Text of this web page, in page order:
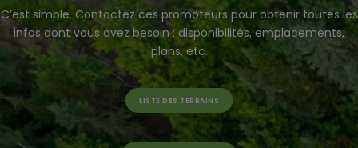
C’est simple. Contactez ces promoteurs pour obtenir toutes les
infos dont vous avez besoin : disponibilités, emplacements,
plans, etc.
LISTE DES TERRAINS